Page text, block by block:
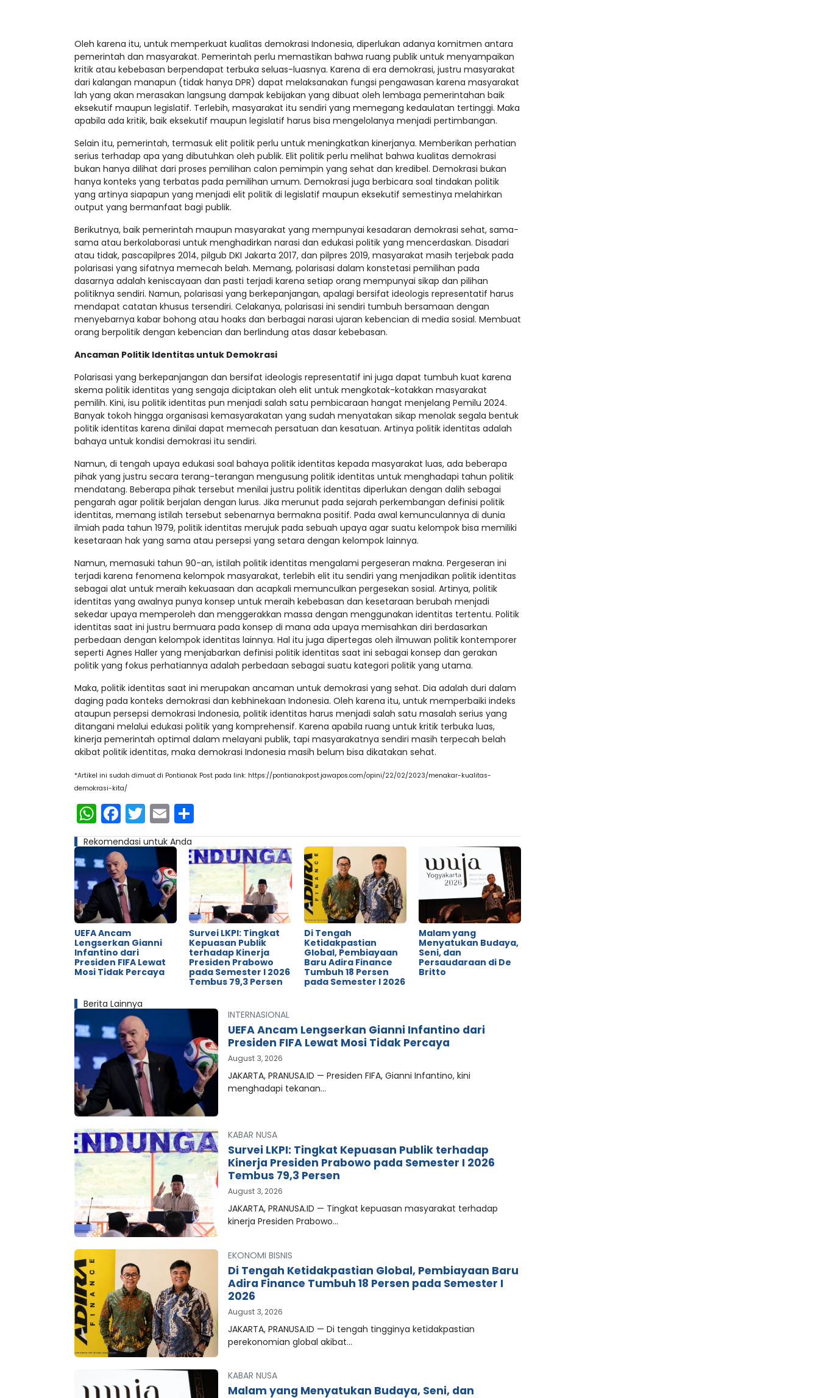
Oleh karena itu, untuk memperkuat kualitas demokrasi Indonesia, diperlukan adanya komitmen antara
pemerintah dan masyarakat. Pemerintah perlu memastikan bahwa ruang publik untuk menyampaikan
kritik atau kebebasan berpendapat terbuka seluas-luasnya. Karena di era demokrasi, justru masyarakat
dari kalangan manapun (tidak hanya DPR) dapat melaksanakan fungsi pengawasan karena masyarakat
lah yang akan merasakan langsung dampak kebijakan yang dibuat oleh lembaga pemerintahan baik
eksekutif maupun legislatif. Terlebih, masyarakat itu sendiri yang memegang kedaulatan tertinggi. Maka
apabila ada kritik, baik eksekutif maupun legislatif harus bisa mengelolanya menjadi pertimbangan.
Selain itu, pemerintah, termasuk elit politik perlu untuk meningkatkan kinerjanya. Memberikan perhatian
serius terhadap apa yang dibutuhkan oleh publik. Elit politik perlu melihat bahwa kualitas demokrasi
bukan hanya dilihat dari proses pemilihan calon pemimpin yang sehat dan kredibel. Demokrasi bukan
hanya konteks yang terbatas pada pemilihan umum. Demokrasi juga berbicara soal tindakan politik
yang artinya siapapun yang menjadi elit politik di legislatif maupun eksekutif semestinya melahirkan
output yang bermanfaat bagi publik.
Berikutnya, baik pemerintah maupun masyarakat yang mempunyai kesadaran demokrasi sehat, sama-
sama atau berkolaborasi untuk menghadirkan narasi dan edukasi politik yang mencerdaskan. Disadari
atau tidak, pascapilpres 2014, pilgub DKI Jakarta 2017, dan pilpres 2019, masyarakat masih terjebak pada
polarisasi yang sifatnya memecah belah. Memang, polarisasi dalam konstetasi pemilihan pada
dasarnya adalah keniscayaan dan pasti terjadi karena setiap orang mempunyai sikap dan pilihan
politiknya sendiri. Namun, polarisasi yang berkepanjangan, apalagi bersifat ideologis representatif harus
mendapat catatan khusus tersendiri. Celakanya, polarisasi ini sendiri tumbuh bersamaan dengan
menyebarnya kabar bohong atau hoaks dan berbagai narasi ujaran kebencian di media sosial. Membuat
orang berpolitik dengan kebencian dan berlindung atas dasar kebebasan.
Ancaman Politik Identitas untuk Demokrasi
Polarisasi yang berkepanjangan dan bersifat ideologis representatif ini juga dapat tumbuh kuat karena
skema politik identitas yang sengaja diciptakan oleh elit untuk mengkotak-kotakkan masyarakat
pemilih. Kini, isu politik identitas pun menjadi salah satu pembicaraan hangat menjelang Pemilu 2024.
Banyak tokoh hingga organisasi kemasyarakatan yang sudah menyatakan sikap menolak segala bentuk
politik identitas karena dinilai dapat memecah persatuan dan kesatuan. Artinya politik identitas adalah
bahaya untuk kondisi demokrasi itu sendiri.
Namun, di tengah upaya edukasi soal bahaya politik identitas kepada masyarakat luas, ada beberapa
pihak yang justru secara terang-terangan mengusung politik identitas untuk menghadapi tahun politik
mendatang. Beberapa pihak tersebut menilai justru politik identitas diperlukan dengan dalih sebagai
pengarah agar politik berjalan dengan lurus. Jika merunut pada sejarah perkembangan definisi politik
identitas, memang istilah tersebut sebenarnya bermakna positif. Pada awal kemunculannya di dunia
ilmiah pada tahun 1979, politik identitas merujuk pada sebuah upaya agar suatu kelompok bisa memiliki
kesetaraan hak yang sama atau persepsi yang setara dengan kelompok lainnya.
Namun, memasuki tahun 90-an, istilah politik identitas mengalami pergeseran makna. Pergeseran ini
terjadi karena fenomena kelompok masyarakat, terlebih elit itu sendiri yang menjadikan politik identitas
sebagai alat untuk meraih kekuasaan dan acapkali memunculkan pergesekan sosial. Artinya, politik
identitas yang awalnya punya konsep untuk meraih kebebasan dan kesetaraan berubah menjadi
sekedar upaya memperoleh dan menggerakkan massa dengan menggunakan identitas tertentu. Politik
identitas saat ini justru bermuara pada konsep di mana ada upaya memisahkan diri berdasarkan
perbedaan dengan kelompok identitas lainnya. Hal itu juga dipertegas oleh ilmuwan politik kontemporer
seperti Agnes Haller yang menjabarkan definisi politik identitas saat ini sebagai konsep dan gerakan
politik yang fokus perhatiannya adalah perbedaan sebagai suatu kategori politik yang utama.
Maka, politik identitas saat ini merupakan ancaman untuk demokrasi yang sehat. Dia adalah duri dalam
daging pada konteks demokrasi dan kebhinekaan Indonesia. Oleh karena itu, untuk memperbaiki indeks
ataupun persepsi demokrasi Indonesia, politik identitas harus menjadi salah satu masalah serius yang
ditangani melalui edukasi politik yang komprehensif. Karena apabila ruang untuk kritik terbuka luas,
kinerja pemerintah optimal dalam melayani publik, tapi masyarakatnya sendiri masih terpecah belah
akibat politik identitas, maka demokrasi Indonesia masih belum bisa dikatakan sehat.
*Artikel ini sudah dimuat di Pontianak Post pada link: https://pontianakpost.jawapos.com/opini/22/02/2023/menakar-kualitas-
demokrasi-kita/
WhatsApp
Facebook
Twitter
Email
Rekomendasi untuk Anda
UEFA Ancam
Lengserkan Gianni
Infantino dari
Presiden FIFA Lewat
Mosi Tidak Percaya
Survei LKPI: Tingkat
Kepuasan Publik
terhadap Kinerja
Presiden Prabowo
pada Semester I 2026
Tembus 79,3 Persen
Di Tengah
Ketidakpastian
Global, Pembiayaan
Baru Adira Finance
Tumbuh 18 Persen
pada Semester I 2026
Malam yang
Menyatukan Budaya,
Seni, dan
Persaudaraan di De
Britto
Berita Lainnya
INTERNASIONAL
UEFA Ancam Lengserkan Gianni Infantino dari
Presiden FIFA Lewat Mosi Tidak Percaya
August 3, 2026
JAKARTA, PRANUSA.ID — Presiden FIFA, Gianni Infantino, kini
menghadapi tekanan…
KABAR NUSA
Survei LKPI: Tingkat Kepuasan Publik terhadap
Kinerja Presiden Prabowo pada Semester I 2026
Tembus 79,3 Persen
August 3, 2026
JAKARTA, PRANUSA.ID — Tingkat kepuasan masyarakat terhadap
kinerja Presiden Prabowo…
EKONOMI BISNIS
Di Tengah Ketidakpastian Global, Pembiayaan Baru
Adira Finance Tumbuh 18 Persen pada Semester I
2026
August 3, 2026
JAKARTA, PRANUSA.ID — Di tengah tingginya ketidakpastian
perekonomian global akibat…
KABAR NUSA
Malam yang Menyatukan Budaya, Seni, dan